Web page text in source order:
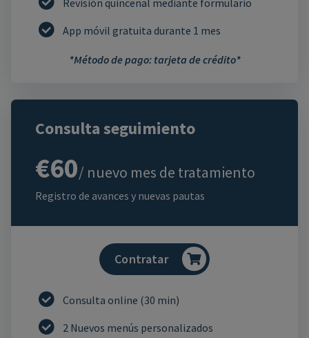
App móvil gratuita durante 1 mes
*Método de pago: tarjeta de crédito*
Consulta seguimiento
€60/ nuevo mes de tratamiento
Registro de avances y nuevas pautas
Contratar
Consulta online (30 min)
2 Nuevos menús personalizados